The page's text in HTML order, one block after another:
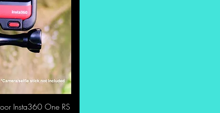
Insta360 One RS